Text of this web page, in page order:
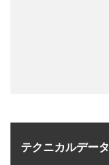
テクニカルデータ